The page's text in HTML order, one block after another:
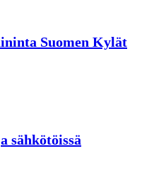
Suomen Kylät
sähkötöissä